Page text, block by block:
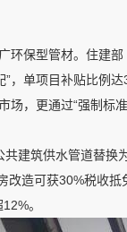
环保型管材。住建
，单项目补贴比例
，更通过“强制标
建筑供水管道替
造可获30%税收
。